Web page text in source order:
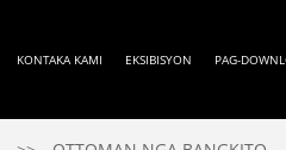
KONTAKA KAMI EKSIBISYON PAG-